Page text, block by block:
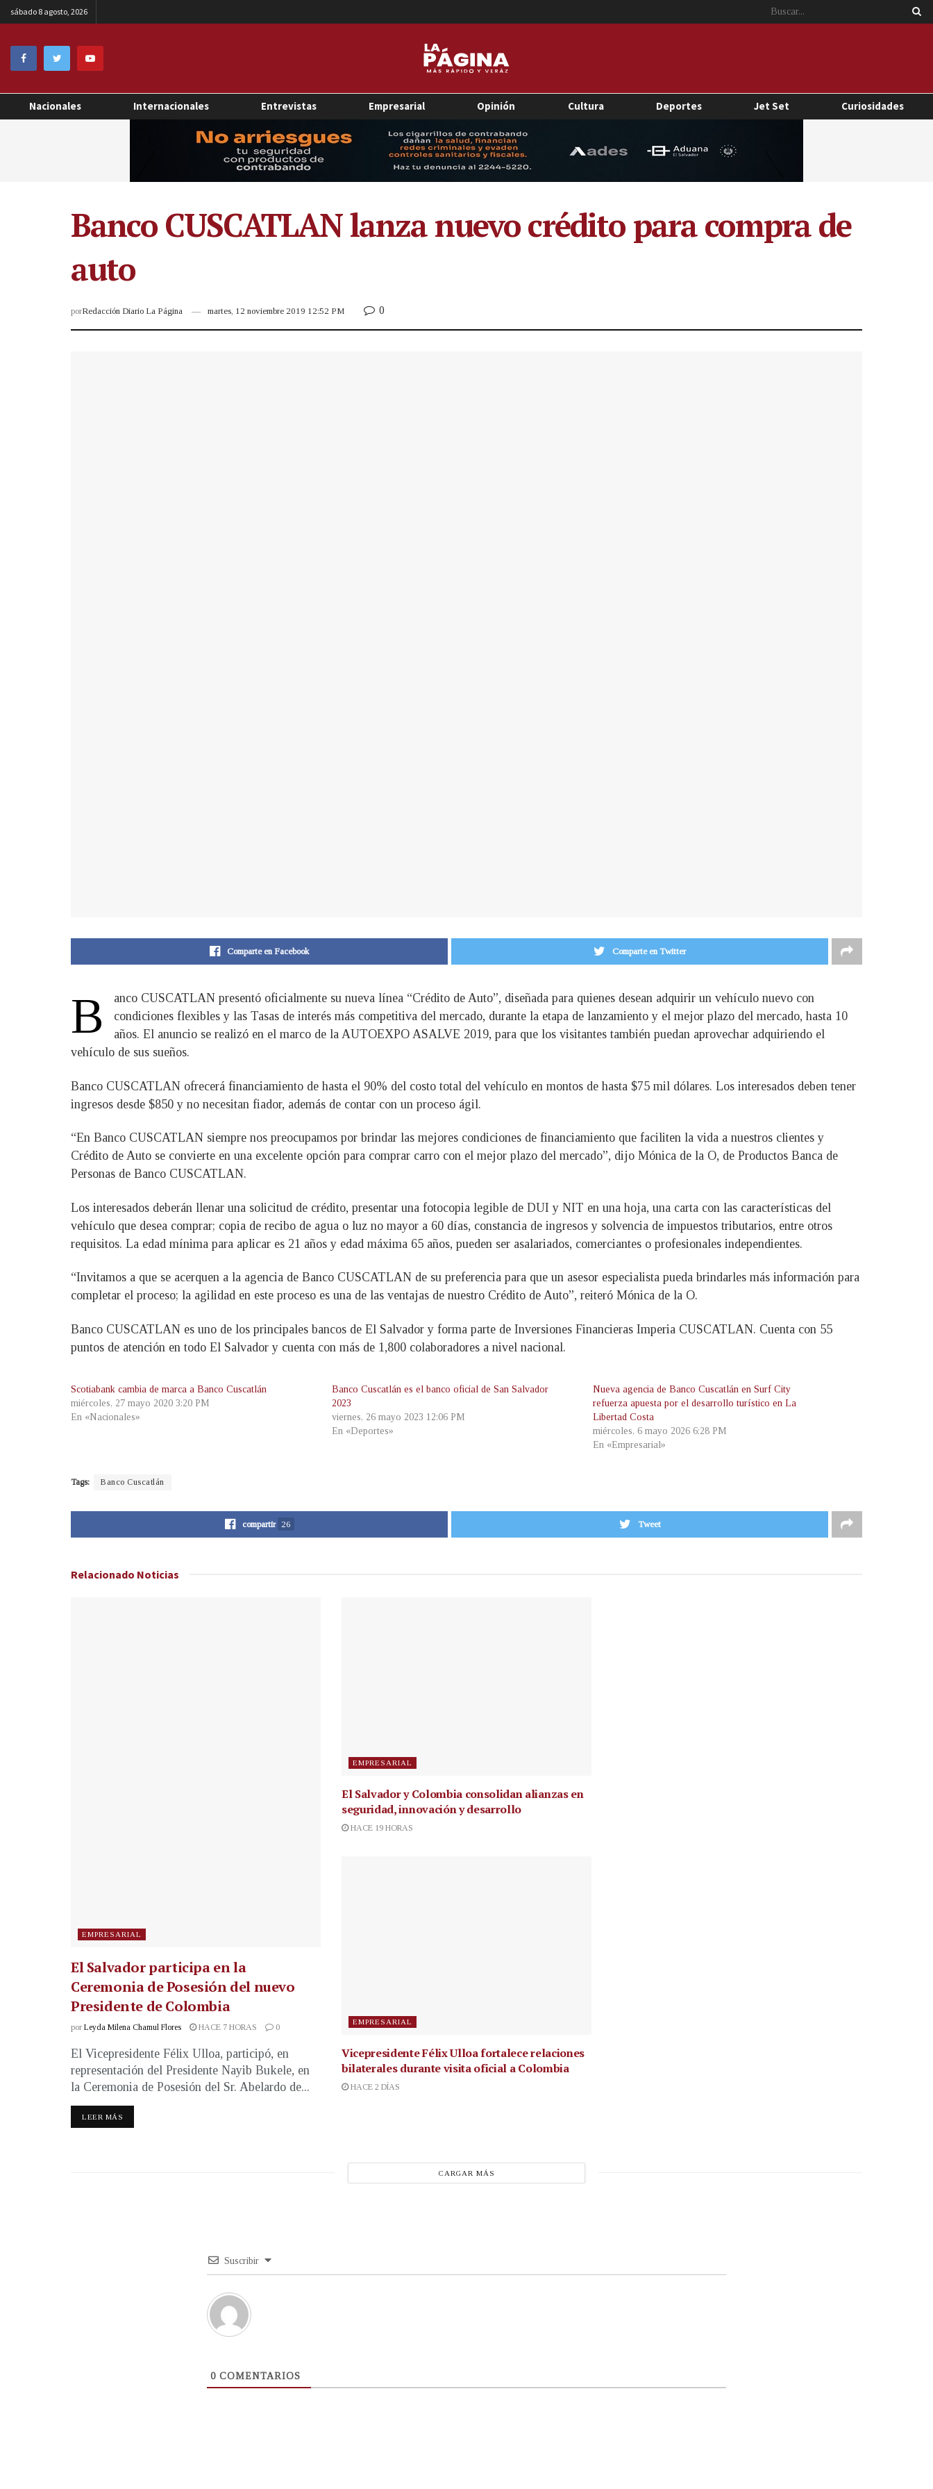
sábado 8 agosto, 2026
Nacionales Internacionales Entrevistas Empresarial Opinión Cultura Deportes Jet Set Curiosidades
Banco CUSCATLAN lanza nuevo crédito para compra de
auto
porRedacción Diario La Página martes, 12 noviembre 2019 12:52 PM 0
Comparte en Facebook Comparte en Twitter
B
anco CUSCATLAN presentó oficialmente su nueva línea “Crédito de Auto”, diseñada para quienes desean adquirir un vehículo nuevo con
condiciones flexibles y las Tasas de interés más competitiva del mercado, durante la etapa de lanzamiento y el mejor plazo del mercado, hasta 10
años. El anuncio se realizó en el marco de la AUTOEXPO ASALVE 2019, para que los visitantes también puedan aprovechar adquiriendo el
vehículo de sus sueños.
Banco CUSCATLAN ofrecerá financiamiento de hasta el 90% del costo total del vehículo en montos de hasta $75 mil dólares. Los interesados deben tener
ingresos desde $850 y no necesitan fiador, además de contar con un proceso ágil.
“En Banco CUSCATLAN siempre nos preocupamos por brindar las mejores condiciones de financiamiento que faciliten la vida a nuestros clientes y
Crédito de Auto se convierte en una excelente opción para comprar carro con el mejor plazo del mercado”, dijo Mónica de la O, de Productos Banca de
Personas de Banco CUSCATLAN.
Los interesados deberán llenar una solicitud de crédito, presentar una fotocopia legible de DUI y NIT en una hoja, una carta con las características del
vehículo que desea comprar; copia de recibo de agua o luz no mayor a 60 días, constancia de ingresos y solvencia de impuestos tributarios, entre otros
requisitos. La edad mínima para aplicar es 21 años y edad máxima 65 años, pueden ser asalariados, comerciantes o profesionales independientes.
“Invitamos a que se acerquen a la agencia de Banco CUSCATLAN de su preferencia para que un asesor especialista pueda brindarles más información para
completar el proceso; la agilidad en este proceso es una de las ventajas de nuestro Crédito de Auto”, reiteró Mónica de la O.
Banco CUSCATLAN es uno de los principales bancos de El Salvador y forma parte de Inversiones Financieras Imperia CUSCATLAN. Cuenta con 55
puntos de atención en todo El Salvador y cuenta con más de 1,800 colaboradores a nivel nacional.
Scotiabank cambia de marca a Banco Cuscatlán
miércoles, 27 mayo 2020 3:20 PM
En «Nacionales»
Banco Cuscatlán es el banco oficial de San Salvador
2023
viernes, 26 mayo 2023 12:06 PM
En «Deportes»
Nueva agencia de Banco Cuscatlán en Surf City
refuerza apuesta por el desarrollo turístico en La
Libertad Costa
miércoles, 6 mayo 2026 6:28 PM
En «Empresarial»
Tags: Banco Cuscatlán
compartir 26 Tweet
Relacionado Noticias
EMPRESARIAL
El Salvador participa en la
Ceremonia de Posesión del nuevo
Presidente de Colombia
por Leyda Milena Chamul Flores HACE 7 HORAS 0
El Vicepresidente Félix Ulloa, participó, en
representación del Presidente Nayib Bukele, en
la Ceremonia de Posesión del Sr. Abelardo de...
LEER MÁS
EMPRESARIAL
El Salvador y Colombia consolidan alianzas en
seguridad, innovación y desarrollo
HACE 19 HORAS
EMPRESARIAL
Vicepresidente Félix Ulloa fortalece relaciones
bilaterales durante visita oficial a Colombia
HACE 2 DÍAS
CARGAR MÁS
Suscribir
0 COMENTARIOS